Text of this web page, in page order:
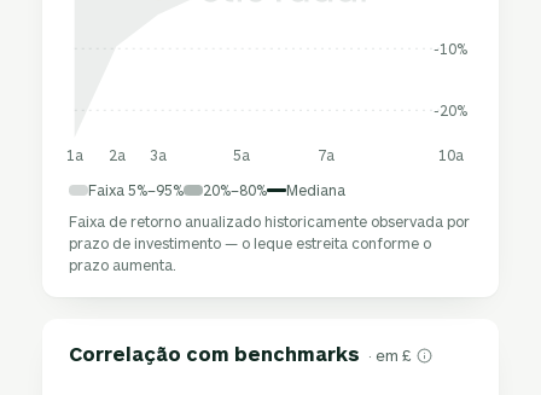
-20%
-10%
1a 2a 3a 5a 7a 10a
Faixa 5%–95% 20%–80%
Mediana
Faixa de retorno anualizado historicamente observada por
prazo de investimento — o leque estreita conforme o
prazo aumenta.
Correlação com benchmarks · em £